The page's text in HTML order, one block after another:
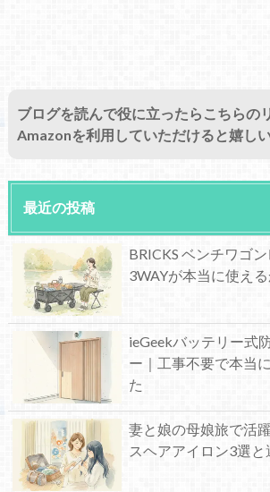
ブログを読んで役に立ったらこちらの
Amazonを利用していただけると嬉し
最近の投稿
BRICKS ベンチワゴン
3WAYが本当に使え
ieGeekバッテリー式
ー｜工事不要で本当
た
妻と娘の母娘旅で活
スヘアアイロン3選と